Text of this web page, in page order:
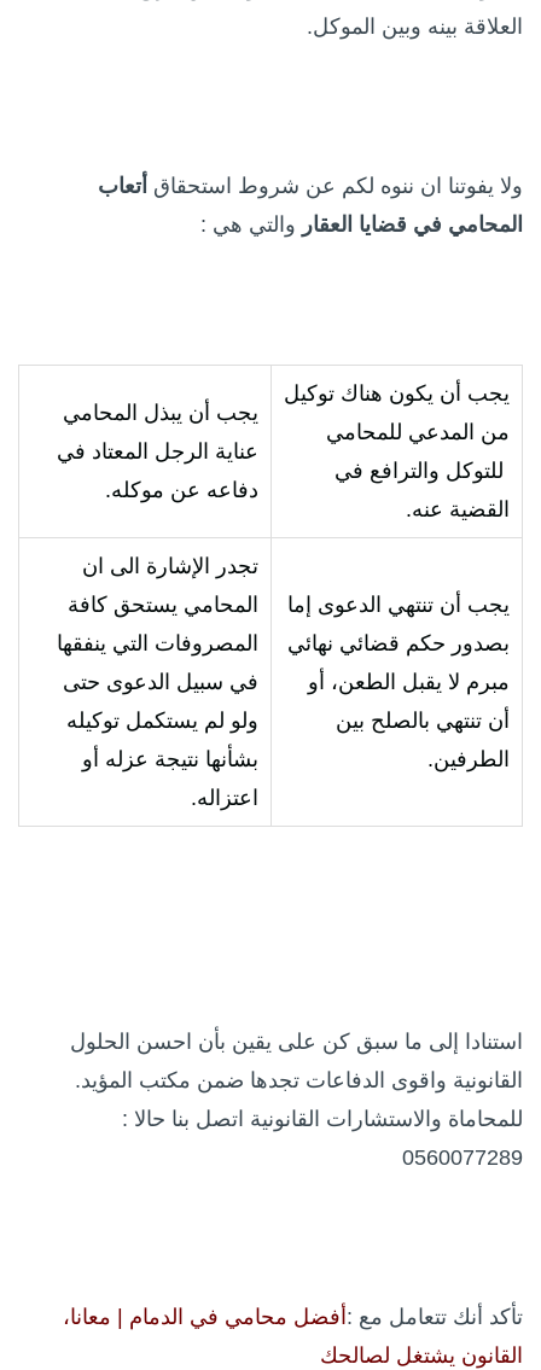
العلاقة بينه وبين الموكل.
ولا يفوتنا ان ننوه لكم عن شروط استحقاق أتعاب
المحامي في قضايا العقار والتي هي :
يجب أن يكون هناك توكيل
من المدعي للمحامي
للتوكل والترافع في
القضية عنه.
يجب أن يبذل المحامي
عناية الرجل المعتاد في
دفاعه عن موكله.
يجب أن تنتهي الدعوى إما
بصدور حكم قضائي نهائي
مبرم لا يقبل الطعن، أو
أن تنتهي بالصلح بين
الطرفين.
تجدر الإشارة الى ان
المحامي يستحق كافة
المصروفات التي ينفقها
في سبيل الدعوى حتى
ولو لم يستكمل توكيله
بشأنها نتيجة عزله أو
اعتزاله.
استنادا إلى ما سبق كن على يقين بأن احسن الحلول
القانونية واقوى الدفاعات تجدها ضمن مكتب المؤيد.
للمحاماة والاستشارات القانونية اتصل بنا حالا :
0560077289
تأكد أنك تتعامل مع : أفضل محامي في الدمام | معانا،
القانون يشتغل لصالحك